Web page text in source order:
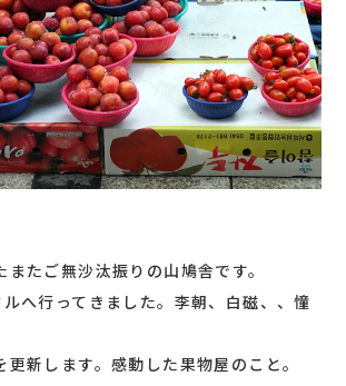
またご無沙汰振りの山鳩舎です。
へ行ってきました。李朝、白磁、、憧
新します。感動した果物屋のこと。